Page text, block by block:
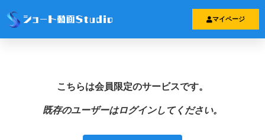
マイページ
こちらは会員限定のサービスです。
既存のユーザーはログインしてください。